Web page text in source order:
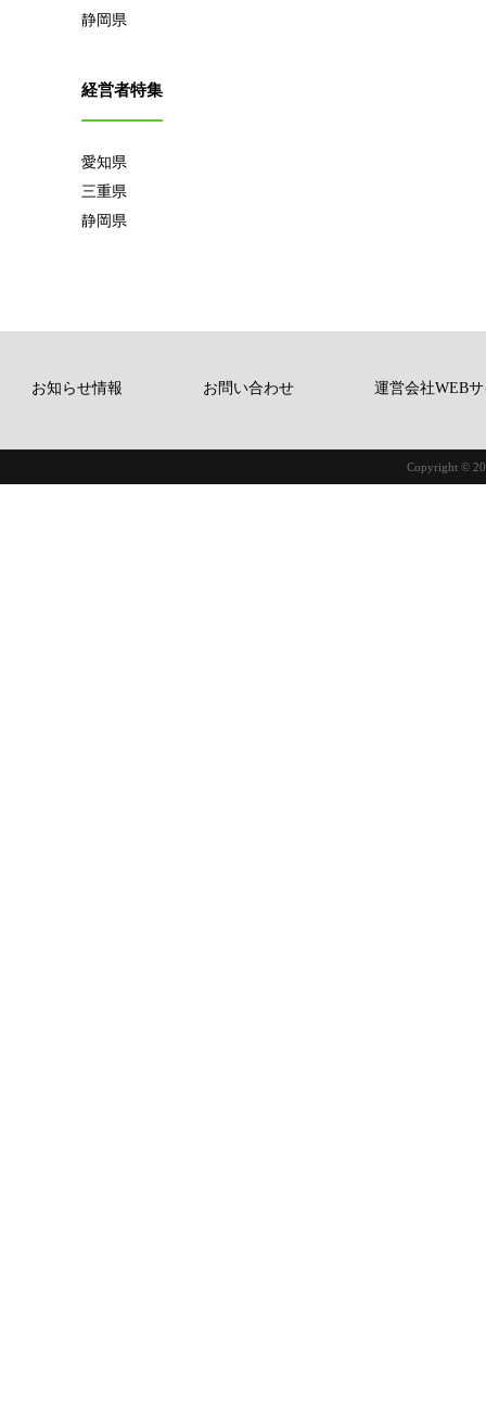
静岡県
経営者特集
愛知県
三重県
静岡県
お知らせ情報 お問い合わせ 運営会社WEB
Copyright ©